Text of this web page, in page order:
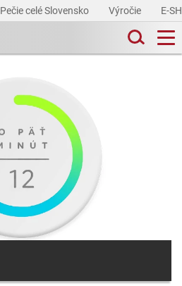
Pečie celé Slovensko Výročie E-